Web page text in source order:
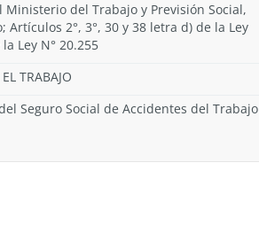
Ministerio del Trabajo y Previsión Social,
2°, 3°, 30 y 38 letra d) de la Ley
Ley N° 20.255
TRABAJO
Seguro Social de Accidentes del Trabajo